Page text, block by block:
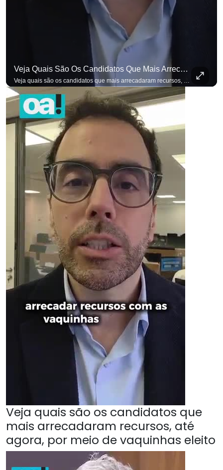
Veja Quais São Os Candidatos Que Mais Arrecadaram Recursos, Até Agora, Por Meio De Vaquinhas Eleito
Veja quais são os candidatos que
mais arrecadaram recursos, até
agora, por meio de vaquinhas eleito